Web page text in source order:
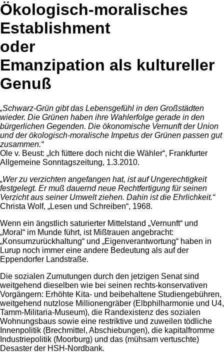
Ökologisch-moralisches
Establishment
oder
Emanzipation als kultureller
Genuß
„Schwarz-Grün gibt das Lebensgefühl in den Großstädten
wieder. Die Grünen haben ihre Wahlerfolge gerade in den
bürgerlichen Gegenden. Die ökonomische Vernunft der Union
und der ökologisch-moralische Impetus der Grünen passen gut
zusammen.“
Ole v. Beust: „Ich füttere doch nicht die Wähler“, Frankfurter
Allgemeine Sonntagszeitung, 1.3.2010.
„Wer zu verzichten angefangen hat, ist auf Ungerechtigkeit
festgelegt. Er muß dauernd neue Rechtfertigung für seinen
Verzicht aus seiner Umwelt ziehen. Dahin ist die Ehrlichkeit.“
Christa Wolf, „Lesen und Schreiben“, 1968.
Wenn ein ängstlich saturierter Mittelstand „Vernunft“ und
„Moral“ im Munde führt, ist Mißtrauen angebracht:
„Konsumzurückhaltung“ und „Eigenverantwortung“ haben in
Lurup noch immer eine andere Bedeutung als auf der
Eppendorfer Landstraße.
Die sozialen Zumutungen durch den jetzigen Senat sind
weitgehend dieselben wie bei seinen rechts-konservativen
Vorgängern: Erhöhte Kita- und beibehaltene Studiengebühren,
weitgehend nutzlose Millionengräber (Elbphilharmonie und U4,
Tamm-Militaria-Museum), die Randexistenz des sozialen
Wohnungsbaus sowie eine restriktive und zuweilen tödliche
Innenpolitik (Brechmittel, Abschiebungen), die kapitalfromme
Industriepolitik (Moorburg) und das (mühsam vertuschte)
Desaster der HSH-Nordbank.